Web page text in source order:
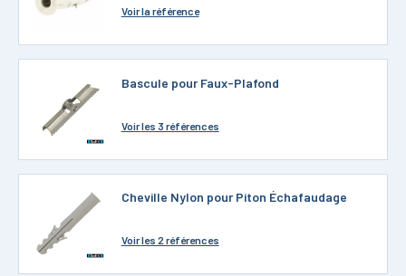
Voirla référence
Bascule pour Faux-Plafond
Voirles 3 références
Cheville Nylon pour Piton Échafaudage
Voirles 2 références